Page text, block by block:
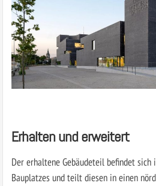
Erhalten und erweitert
Der erhaltene Gebäudeteil befindet
Bauplatzes und teilt diesen in einen